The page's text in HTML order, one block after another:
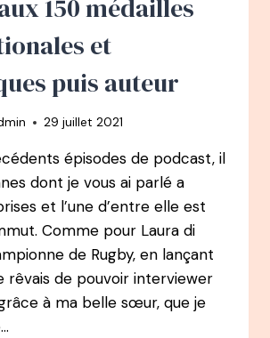
150 médailles
et
puis auteur
29 juillet 2021
épisodes de podcast, il
dont je vous ai parlé a
et l’une d’entre elle est
Comme pour Laura di
de Rugby, en lançant
rêvais de pouvoir interviewer
à ma belle sœur, que je